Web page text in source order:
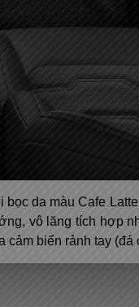
da màu Cafe
vô lăng tích hợp
cảm biến rảnh tay (đá